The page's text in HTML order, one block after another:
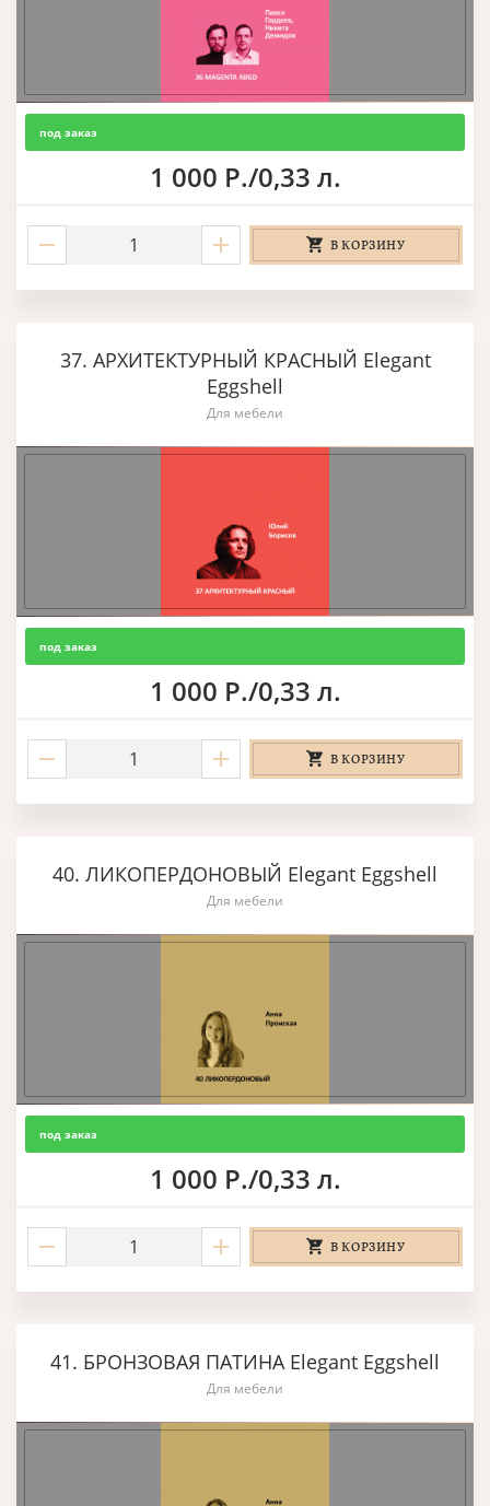
под заказ
1 000 Р./0,33 л.
В КОРЗИНУ
37. АРХИТЕКТУРНЫЙ КРАСНЫЙ Elegant
Eggshell
Для мебели
под заказ
1 000 Р./0,33 л.
В КОРЗИНУ
40. ЛИКОПЕРДОНОВЫЙ Elegant Eggshell
Для мебели
под заказ
1 000 Р./0,33 л.
В КОРЗИНУ
41. БРОНЗОВАЯ ПАТИНА Elegant Eggshell
Для мебели